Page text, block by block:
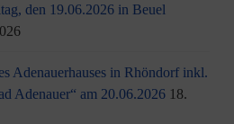
den 19.06.2026 in Beuel
Adenauerhauses in Rhöndorf inkl.
Adenauer“ am 20.06.2026 18.